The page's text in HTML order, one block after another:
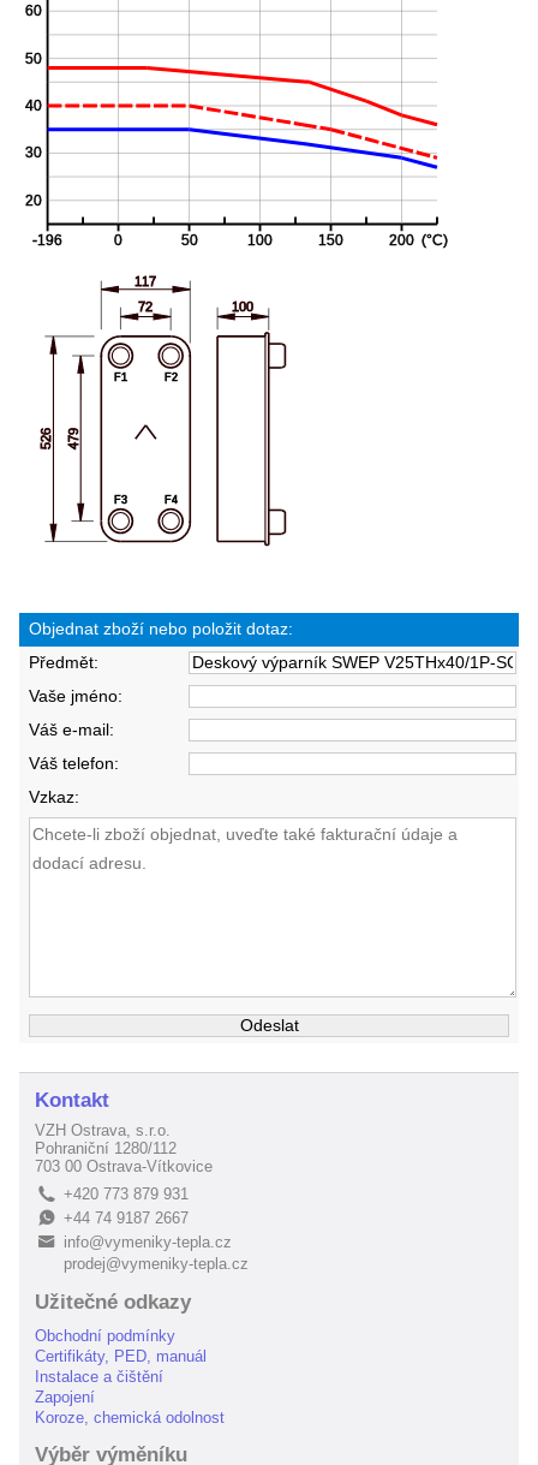
Objednat zboží nebo položit dotaz:
Předmět:
Vaše jméno:
Váš e-mail:
Váš telefon:
Vzkaz:
Kontakt
VZH Ostrava, s.r.o.
Pohraniční 1280/112
703 00 Ostrava-Vítkovice
L +420 773 879 931
E+44 74 9187 2667
B
info@vymeniky-tepla.cz
prodej@vymeniky-tepla.cz
Užitečné odkazy
Obchodní podmínky
Certifikáty, PED, manuál
Instalace a čištění
Zapojení
Koroze, chemická odolnost
Výběr výměníku